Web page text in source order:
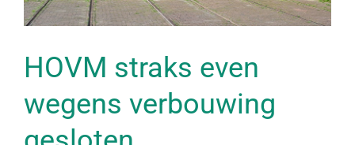
HOVM straks even
wegens verbouwing